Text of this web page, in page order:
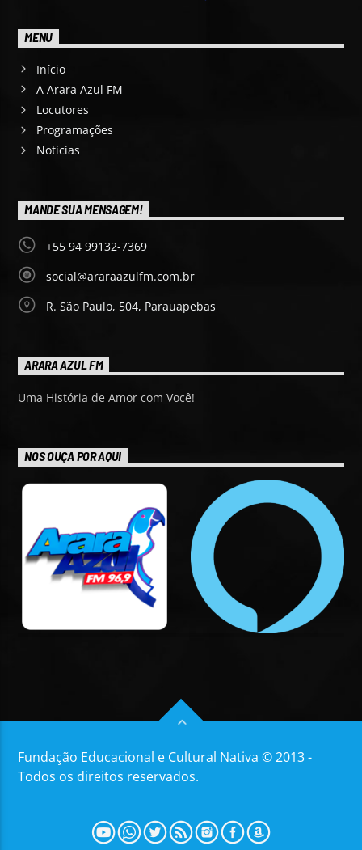
MENU
Início
A Arara Azul FM
Locutores
Programações
Notícias
MANDE SUA MENSAGEM!
+55 94 99132-7369
social@araraazulfm.com.br
R. São Paulo, 504, Parauapebas
ARARA AZUL FM
Uma História de Amor com Você!
NOS OUÇA POR AQUI
Fundação Educacional e Cultural Nativa © 2013 -
Todos os direitos reservados.